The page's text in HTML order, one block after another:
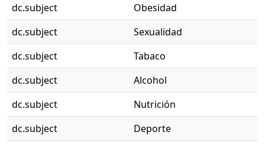
dc.subject
Obesidad
dc.subject
Sexualidad
dc.subject
Tabaco
dc.subject
Alcohol
dc.subject
Nutrición
dc.subject
Deporte